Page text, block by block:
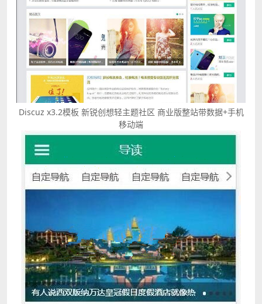
Discuz x3.2模板 新锐创想轻主题社区 商业版整站带数据+手机
移动端